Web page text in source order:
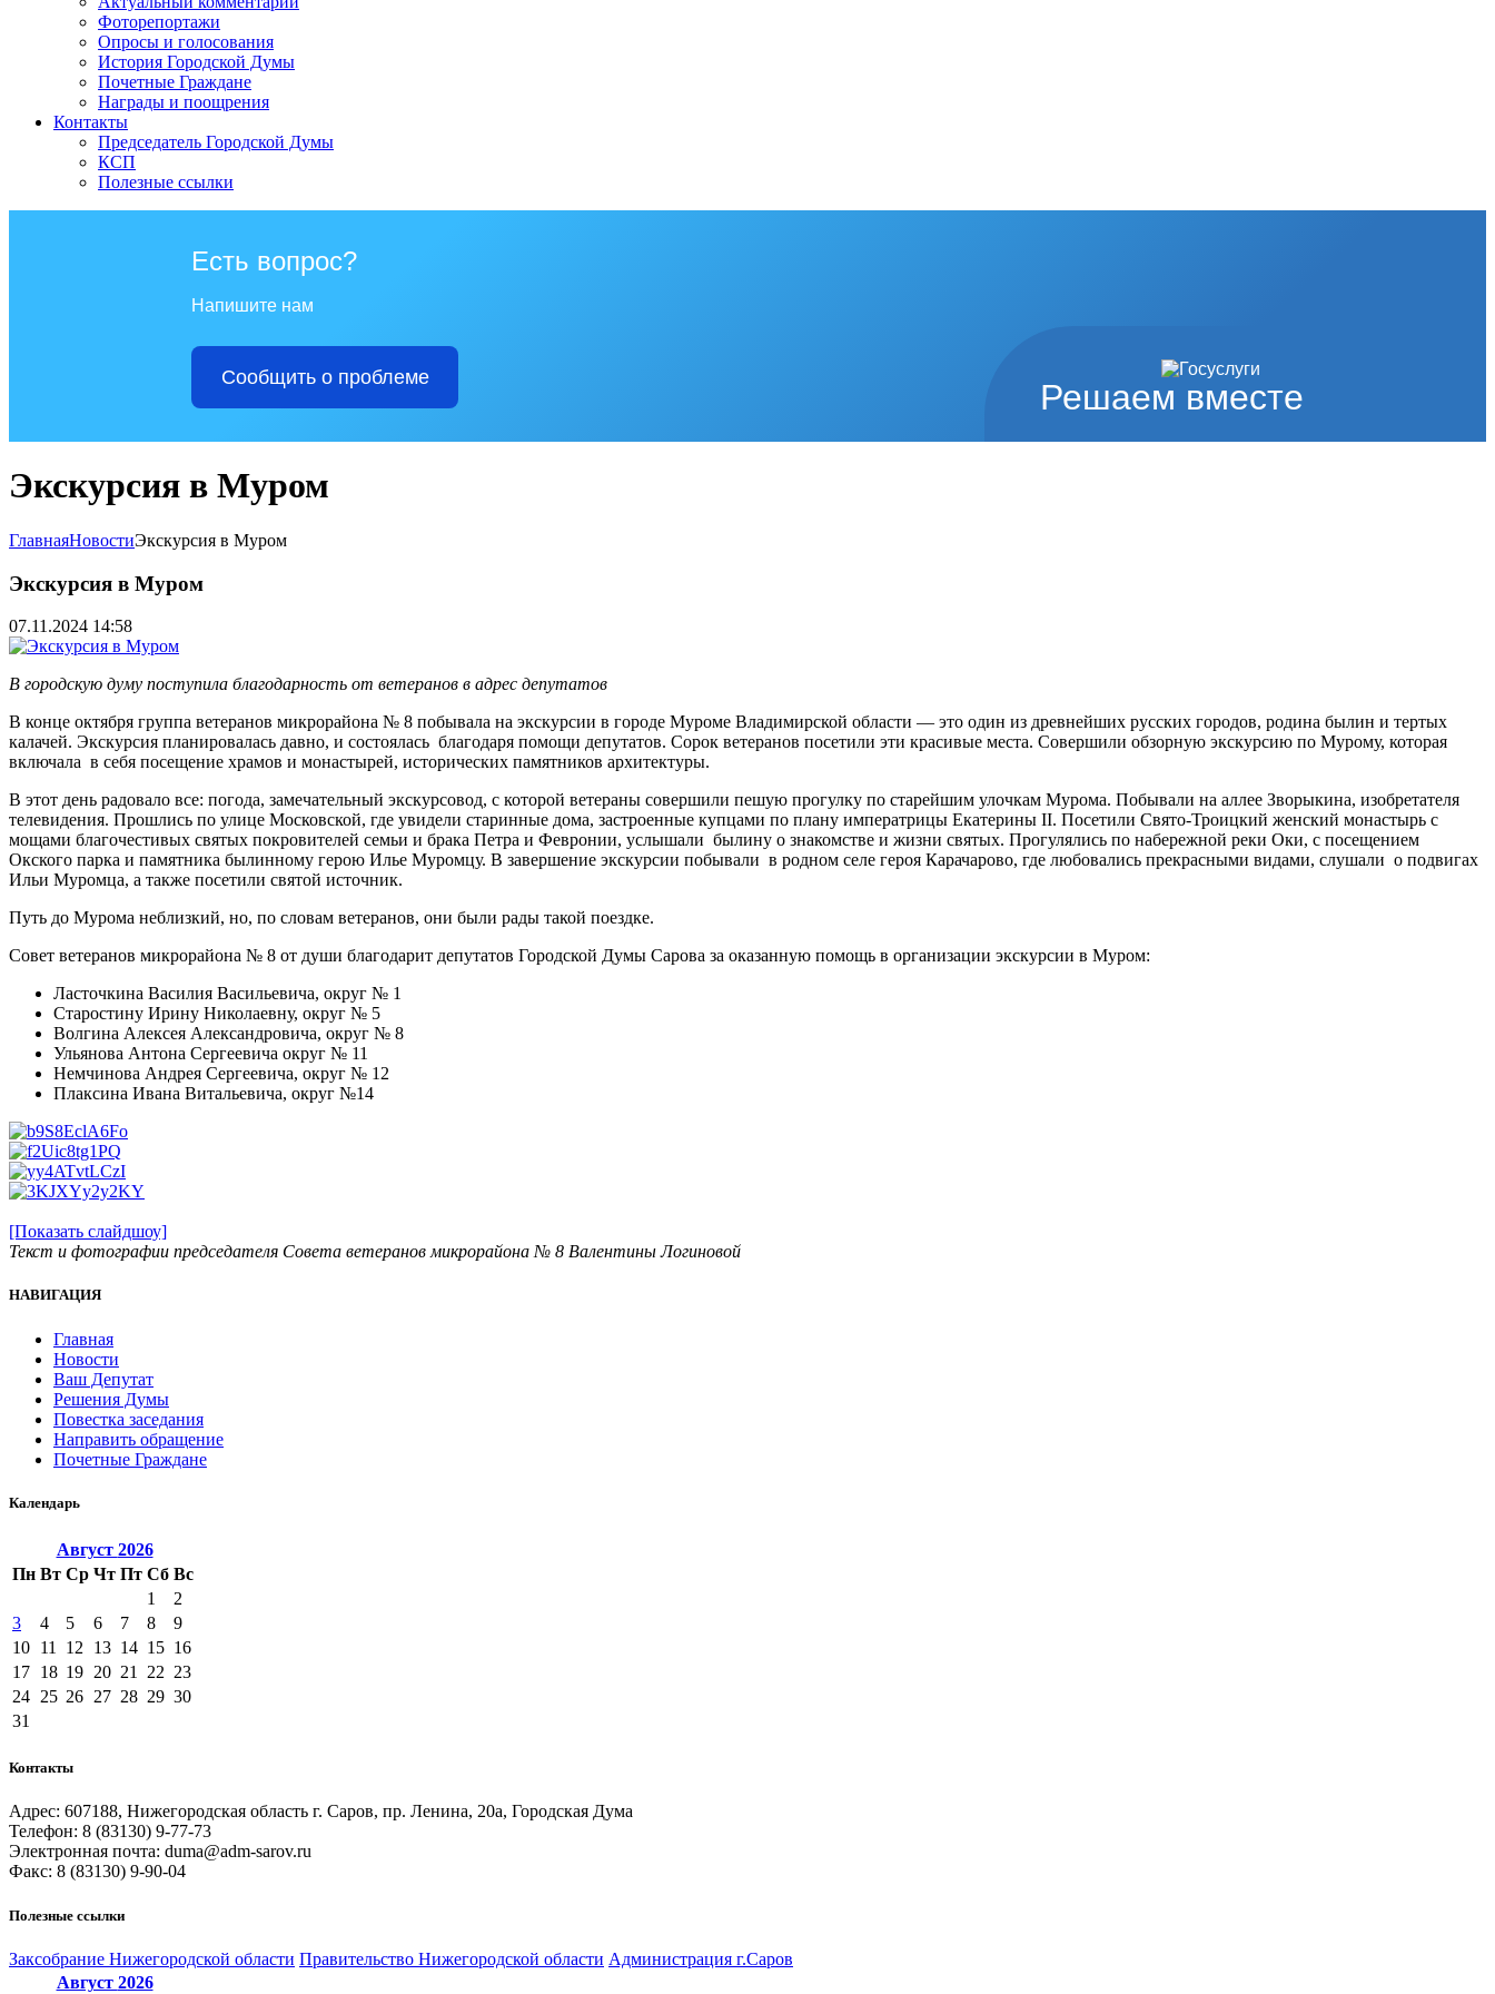
Фоторепортажи
Опросы и голосования
История Городской Думы
Почетные Граждане
Награды и поощрения
Контакты
Председатель Городской Думы
КСП
Полезные ссылки
Решаем вместе
Есть вопрос?
Напишите нам
Сообщить о проблеме
Экскурсия в Муром
ГлавнаяНовостиЭкскурсия в Муром
Экскурсия в Муром
07.11.2024 14:58
В городскую думу поступила благодарность от ветеранов в адрес депутатов
В конце октября группа ветеранов микрорайона № 8 побывала на экскурсии в городе Муроме Владимирской области — это один из древнейших русских городов, родина былин и тертых
калачей. Экскурсия планировалась давно, и состоялась благодаря помощи депутатов. Сорок ветеранов посетили эти красивые места. Совершили обзорную экскурсию по Мурому, которая
включала в себя посещение храмов и монастырей, исторических памятников архитектуры.
В этот день радовало все: погода, замечательный экскурсовод, с которой ветераны совершили пешую прогулку по старейшим улочкам Мурома. Побывали на аллее Зворыкина, изобретателя
телевидения. Прошлись по улице Московской, где увидели старинные дома, застроенные купцами по плану императрицы Екатерины II. Посетили Свято-Троицкий женский монастырь с
мощами благочестивых святых покровителей семьи и брака Петра и Февронии, услышали былину о знакомстве и жизни святых. Прогулялись по набережной реки Оки, с посещением
Окского парка и памятника былинному герою Илье Муромцу. В завершение экскурсии побывали в родном селе героя Карачарово, где любовались прекрасными видами, слушали о подвигах
Ильи Муромца, а также посетили святой источник.
Путь до Мурома неблизкий, но, по словам ветеранов, они были рады такой поездке.
Совет ветеранов микрорайона № 8 от души благодарит депутатов Городской Думы Сарова за оказанную помощь в организации экскурсии в Муром:
Ласточкина Василия Васильевича, округ № 1
Старостину Ирину Николаевну, округ № 5
Волгина Алексея Александровича, округ № 8
Ульянова Антона Сергеевича округ № 11
Немчинова Андрея Сергеевича, округ № 12
Плаксина Ивана Витальевича, округ №14
[Показать слайдшоу]
Текст и фотографии председателя Совета ветеранов микрорайона № 8 Валентины Логиновой
НАВИГАЦИЯ
Главная
Новости
Ваш Депутат
Решения Думы
Повестка заседания
Направить обращение
Почетные Граждане
Календарь
Август 2026
Пн Вт Ср Чт Пт Сб Вс
1
2
3
4 5 6 7 8
9
10 11 12 13 14 15 16
17 18 19 20 21 22 23
24 25 26 27 28 29 30
31
Контакты
Адрес: 607188, Нижегородская область г. Саров, пр. Ленина, 20а, Городская Дума
Телефон: 8 (83130) 9-77-73
Электронная почта: duma@adm-sarov.ru
Факс: 8 (83130) 9-90-04
Полезные ссылки
Закcобрание Нижегородской области Правительство Нижегородской области Администрация г.Саров
Август 2026